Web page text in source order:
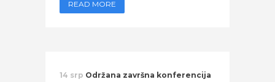
READ MORE
14 srp Održana završna konferencija